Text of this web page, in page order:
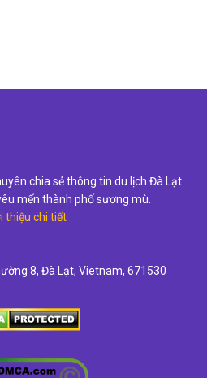
chia sẻ thông tin du lịch Đà Lạt
mến thành phố sương mù.
thiệu chi tiết
8, Đà Lạt, Vietnam, 671530